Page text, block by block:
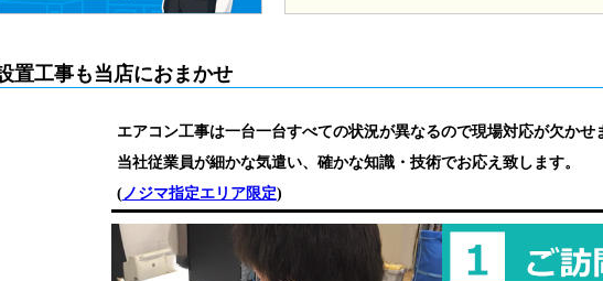
置工事も当店におまかせ
エアコン工事は一台一台すべての状況が異なるので現場対応が欠かせ
当社従業員が細かな気遣い、確かな知識・技術でお応え致します。
(ノジマ指定エリア限定)